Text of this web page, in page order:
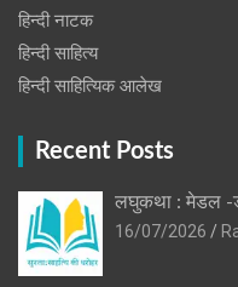
हिन्‍दी नाटक
हिन्दी साहित्य
हिन्दी साहित्यिक आलेख
Recent Posts
लघुकथा : मेडल -
16/07/2026